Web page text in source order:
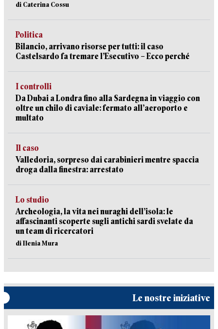
di Caterina Cossu
Politica
Bilancio, arrivano risorse per tutti: il caso
Castelsardo fa tremare l’Esecutivo – Ecco perché
I controlli
Da Dubai a Londra fino alla Sardegna in viaggio con
oltre un chilo di caviale: fermato all’aeroporto e
multato
Il caso
Valledoria, sorpreso dai carabinieri mentre spaccia
droga dalla finestra: arrestato
Lo studio
Archeologia, la vita nei nuraghi dell’isola: le
affascinanti scoperte sugli antichi sardi svelate da
un team di ricercatori
di Ilenia Mura
Le nostre iniziative